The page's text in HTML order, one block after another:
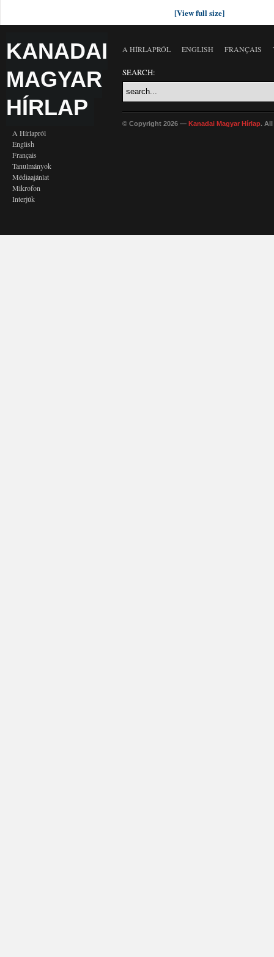
[View full size]
KANADAI
MAGYAR
HÍRLAP
A Hírlapról
English
Français
Tanulmányok
Médiaajánlat
Mikrofon
Interjúk
A HÍRLAPRÓL ENGLISH FRANÇAIS
SEARCH:
© Copyright 2026 — Kanadai Magyar Hírlap. All